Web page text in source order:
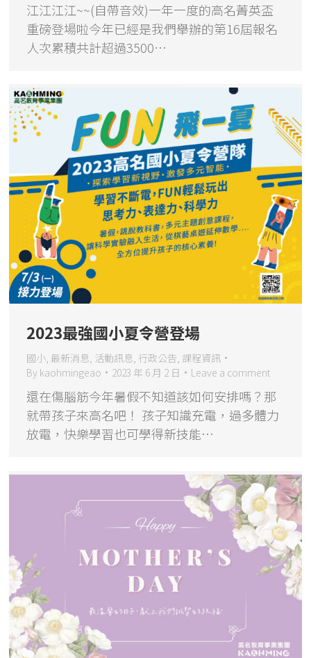
江江江江~~(自帶音效)一年一度的高名菁英盃
重磅登場啦今年已經是我們舉辦的第16屆報名
人次累積共計超過3500…
2023最強國小夏令營登場
國小, 最新消息 活動訊息 行政公告 課程資訊
By kaohmingeao 2023 年 6 月 2 日 Leave a comment
還在傷腦筋今年暑假不知道該如何安排嗎？那
就帶孩子來高名吧！ 孩子知識充電，過多體力
放電，快樂學習也可學得新技能…